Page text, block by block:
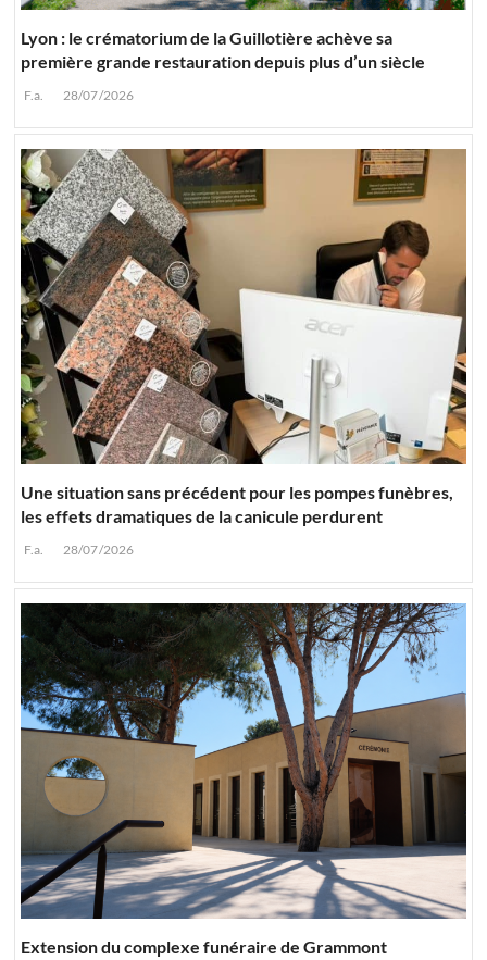
Lyon : le crématorium de la Guillotière achève sa
première grande restauration depuis plus d’un siècle
F.a. 28/07/2026
Une situation sans précédent pour les pompes funèbres,
les effets dramatiques de la canicule perdurent
F.a. 28/07/2026
Extension du complexe funéraire de Grammont